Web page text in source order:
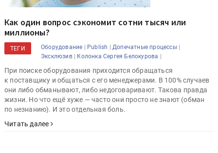
Как один вопрос сэкономит сотни тысяч или
миллионы?
ТЕГИ Оборудование | Publish | Допечатные процессы|
Эксклюзив| Колонка Сергея Белокурова |
При поиске оборудования приходится обращаться
к поставщику и общаться с его менеджерами. В 100% случаев
они либо обманывают, либо недоговаривают. Такова правда
жизни. Но что ещё хуже — часто они просто не знают (обман
по незнанию). И это отдельная боль.
Читать далее